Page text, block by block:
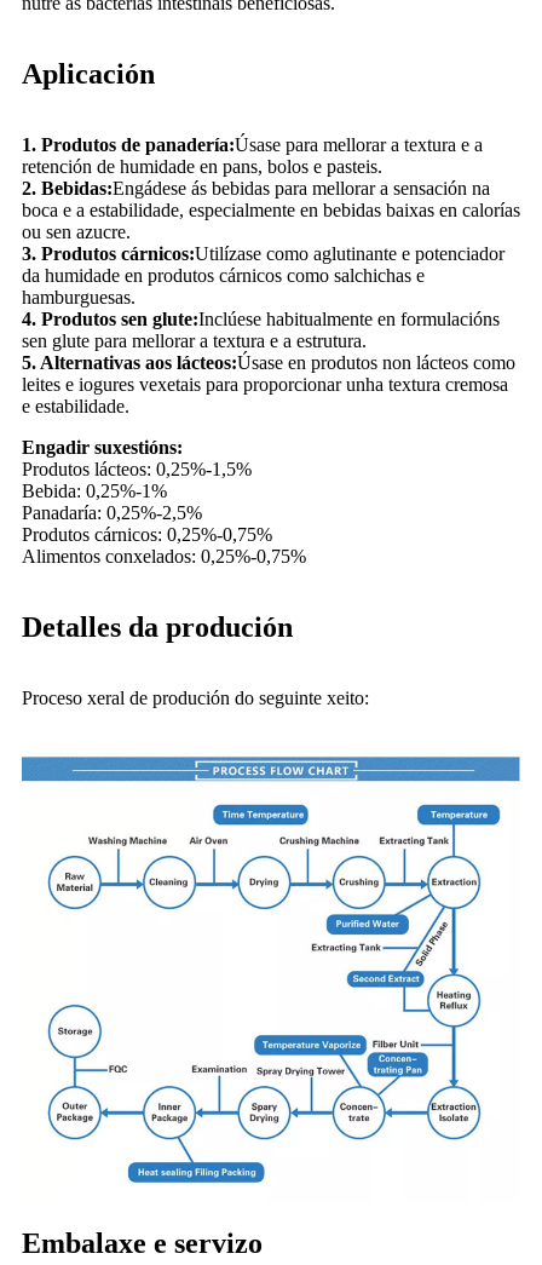
Aplicación
1. Produtos de panadería:Úsase para mellorar a textura e a
retención de humidade en pans, bolos e pasteis.
2. Bebidas:Engádese ás bebidas para mellorar a sensación na
boca e a estabilidade, especialmente en bebidas baixas en calorías
ou sen azucre.
3. Produtos cárnicos:Utilízase como aglutinante e potenciador
da humidade en produtos cárnicos como salchichas e
hamburguesas.
4. Produtos sen glute:Inclúese habitualmente en formulacións
sen glute para mellorar a textura e a estrutura.
5. Alternativas aos lácteos:Úsase en produtos non lácteos como
leites e iogures vexetais para proporcionar unha textura cremosa
e estabilidade.
Engadir suxestións:
Produtos lácteos: 0,25%-1,5%
Bebida: 0,25%-1%
Panadaría: 0,25%-2,5%
Produtos cárnicos: 0,25%-0,75%
Alimentos conxelados: 0,25%-0,75%
Detalles da produción
Proceso xeral de produción do seguinte xeito:
Embalaxe e servizo